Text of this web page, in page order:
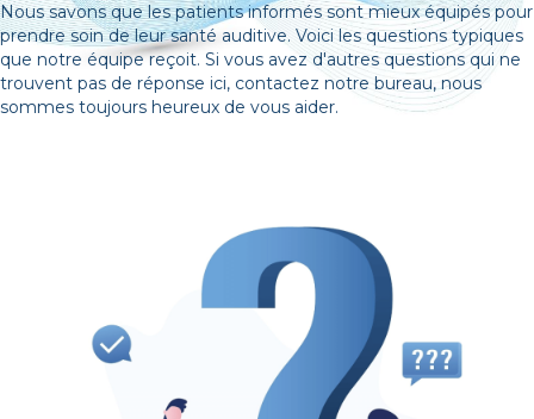
Nous savons que les patients informés sont mieux équipés pour
prendre soin de leur santé auditive. Voici les questions typiques
que notre équipe reçoit. Si vous avez d'autres questions qui ne
trouvent pas de réponse ici, contactez notre bureau, nous
sommes toujours heureux de vous aider.